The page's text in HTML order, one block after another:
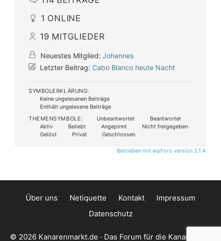
1 ONLINE
19 MITGLIEDER
Neuestes Mitglied: Johannes
Letzter Beitrag: Cabo Blanco heute Nacht
SYMBOLERKLÄRUNG:
Keine ungelesenen Beiträge
Enthält ungelesene Beiträge
THEMENSYMBOLE:
Unbeantwortet
Beantwortet
Aktiv
Beliebt Angepinnt
Nicht freigegeben
Gelöst
Privat Geschlossen
Betrieben mit wpForo version 3.1.4
Über uns Netiquette Kontakt
Impressum
Datenschutz
© 2026 Kanarenmarkt.de · Das Forum für die Kanarischen